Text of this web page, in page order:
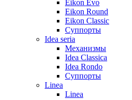
Eikon Evo
Eikon Round
Eikon Classic
Суппорты
Idea seria
Механизмы
Idea Classica
Idea Rondo
Суппорты
Linea
Linea